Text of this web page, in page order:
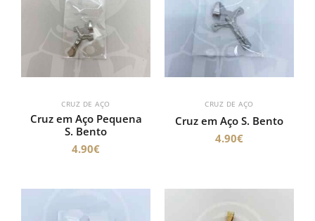
CRUZ DE AÇO
Cruz em Aço Pequena
S. Bento
4.90€
CRUZ DE AÇO
Cruz em Aço S. Bento
4.90€